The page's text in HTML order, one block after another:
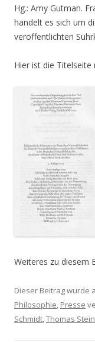
Hg.: Amy Gutman.
handelt es sich um
veröffentlichten
Hier ist die Titelseite
Weiteres zu diesem
Dieser Beitrag wurde
Philosophie, Presse
Schmidt,Thomas